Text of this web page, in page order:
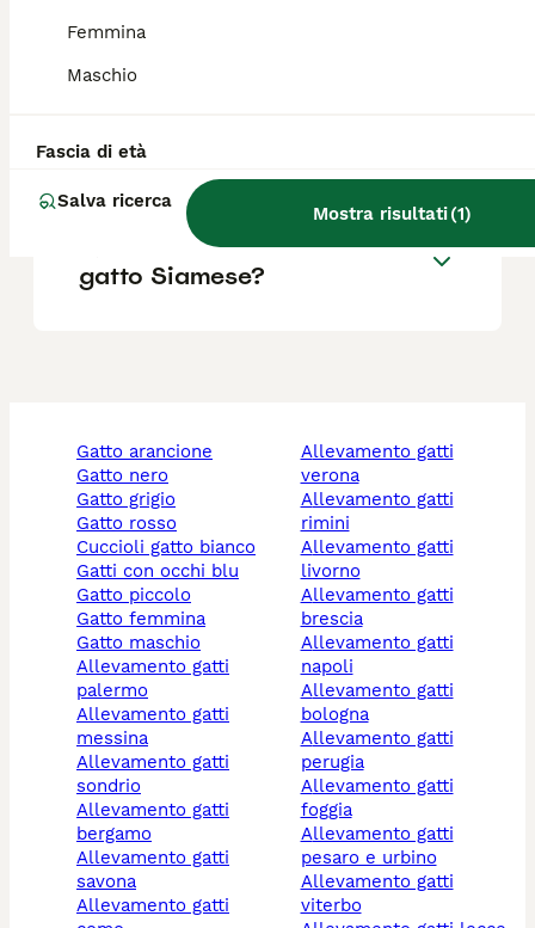
Femmina
Maschio
Fascia di età
Salva ricerca
Mostra risultati(1)
Siamese?
aggressivo?
Quanto dura la vita di un
gatto Siamese?
gatto arancione
gatto nero
gatto grigio
gatto rosso
cuccioli gatto bianco
gatti con occhi blu
gatto piccolo
gatto femmina
gatto maschio
allevamento gatti
palermo
allevamento gatti
messina
allevamento gatti
sondrio
allevamento gatti
bergamo
allevamento gatti
savona
allevamento gatti
allevamento gatti
verona
allevamento gatti
rimini
allevamento gatti
livorno
allevamento gatti
brescia
allevamento gatti
napoli
allevamento gatti
bologna
allevamento gatti
perugia
allevamento gatti
foggia
allevamento gatti
pesaro e urbino
allevamento gatti
viterbo